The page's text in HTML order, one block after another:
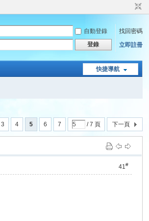
自動登錄
找回密碼
登錄 立即註冊
快捷導航
3 4 5 6 7 / 7 頁 下一頁
41#